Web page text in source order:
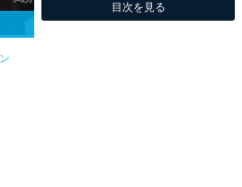
目次を見る